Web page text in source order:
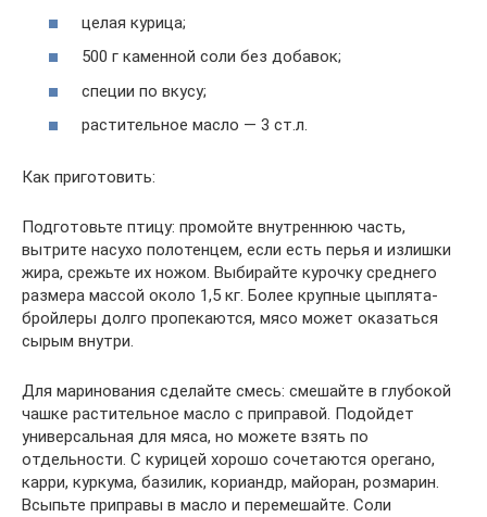
целая курица;
500 г каменной соли без добавок;
специи по вкусу;
растительное масло — 3 ст.л.
Как приготовить:
Подготовьте птицу: промойте внутреннюю часть,
вытрите насухо полотенцем, если есть перья и излишки
жира, срежьте их ножом. Выбирайте курочку среднего
размера массой около 1,5 кг. Более крупные цыплята-
бройлеры долго пропекаются, мясо может оказаться
сырым внутри.
Для маринования сделайте смесь: смешайте в глубокой
чашке растительное масло с приправой. Подойдет
универсальная для мяса, но можете взять по
отдельности. С курицей хорошо сочетаются орегано,
карри, куркума, базилик, кориандр, майоран, розмарин.
Всыпьте приправы в масло и перемешайте. Соли